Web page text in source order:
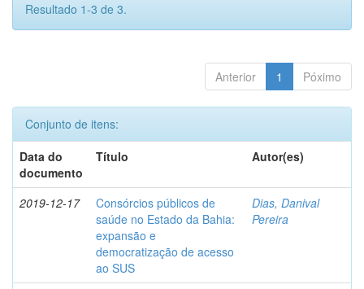
Resultado 1-3 de 3.
Anterior 1 Póximo
Conjunto de itens:
Data do
documento
Título Autor(es)
2019-12-17
Consórcios públicos de
saúde no Estado da Bahia:
expansão e
democratização de acesso
ao SUS
Dias, Danival
Pereira